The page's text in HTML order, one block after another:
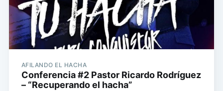
AFILANDO EL HACHA
Conferencia #2 Pastor Ricardo Rodríguez
– “Recuperando el hacha”